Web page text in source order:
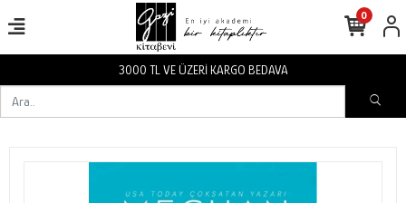
VE ÜZERİ KARGO BEDAVA
0